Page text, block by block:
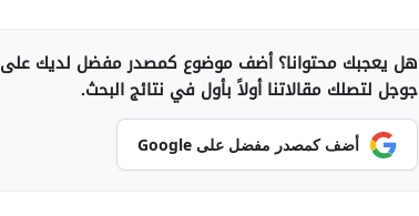
هل يعجبك محتوانا؟ أضف موضوع كمصدر مفضل لديك على
جوجل لتصلك مقالاتنا أولاً بأول في نتائج البحث.
أضف كمصدر مفضل على Google